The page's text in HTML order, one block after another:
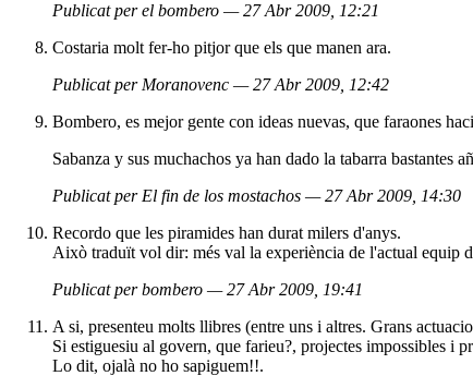
Publicat per el bombero — 27 Abr 2009, 12:21
Costaria molt fer-ho pitjor que els que manen ara.
Publicat per Moranovenc — 27 Abr 2009, 12:42
Bombero, es mejor gente con ideas nuevas, que faraones
Sabanza y sus muchachos ya han dado la tabarra bastantes
Publicat per El fin de los mostachos — 27 Abr 2009, 14:30
Recordo que les piramides han durat milers d'anys.
Això traduït vol dir: més val la experiència de l'actual equip
Publicat per bombero — 27 Abr 2009, 19:41
A si, presenteu molts llibres (entre uns i altres. Grans
Si estiguesiu al govern, que farieu?, projectes impossibles i
Lo dit, ojalà no ho sapiguem!!.